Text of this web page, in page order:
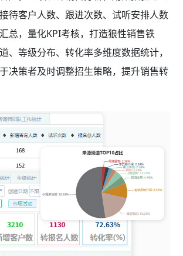
待客户人数、跟进次数、试听安排人数
总，量化KPI考核，打造狼性销售铁
、等级分布、转化率多维度数据统计，
决策者及时调整招生策略，提升销售转